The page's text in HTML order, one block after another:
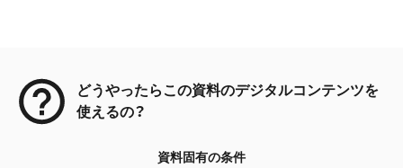
どうやったらこの資料のデジタルコンテンツを
使えるの？
資料固有の条件